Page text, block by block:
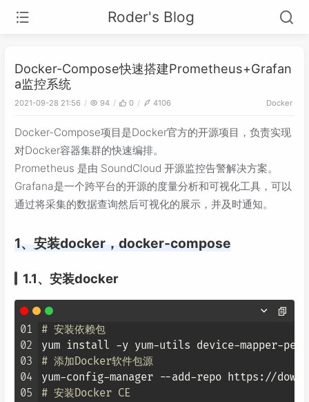
Roder's Blog
Docker-Compose快速搭建Prometheus+Grafan
a监控系统
2021-09-28 21:56 94 0 4106 Docker
Docker-Compose项目是Docker官方的开源项目，负责实现
对Docker容器集群的快速编排。
Prometheus 是由 SoundCloud 开源监控告警解决方案。
Grafana是一个跨平台的开源的度量分析和可视化工具，可以
通过将采集的数据查询然后可视化的展示，并及时通知。
1、安装docker，docker-compose
1.1、安装docker
01
02
03
04
05
# 安装依赖包
# 添加Docker软件包源
# 安装Docker CE